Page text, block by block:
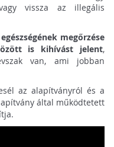
vissza az illegális
megőrzése
is kihívást jelent,
van, ami jobban
az alapítványról és a
által működtetett